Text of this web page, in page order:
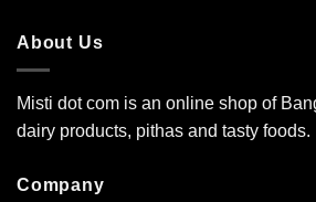
About Us
Misti dot com is an online shop of
dairy products, pithas and tasty foods.
Company